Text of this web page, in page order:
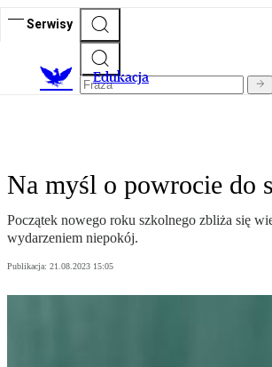
Serwisy
Edukacja
Na myśl o powrocie do
Początek nowego roku szkolnego zbliża się
wydarzeniem niepokój.
Publikacja: 21.08.2023 15:05